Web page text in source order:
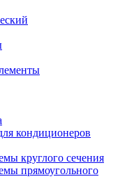
кондиционеров
круглого сечения
прямоугольного